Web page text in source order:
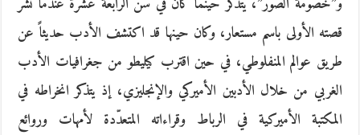
قصته الأولى باسم مستعار، وكان حينها قد اكتشف الأدب حديثاً عن
طريق عوالم المنفلوطي، في حين اقترب كيليطو من جغرافيات الأدب
الغربي من خلال الأدبين الأميركي والإنجليزي، إذ يتذكر انخراطه في
المكتبة الأميركية في الرباط وقراءاته المتعدّدة لأمهات وروائع